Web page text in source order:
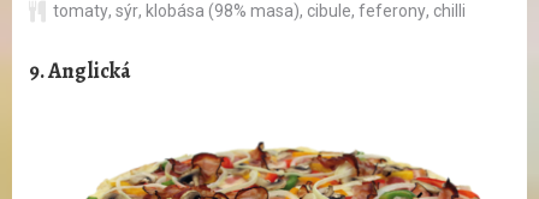
tomaty, sýr, klobása (98% masa), cibule, feferony, chilli
9. Anglická